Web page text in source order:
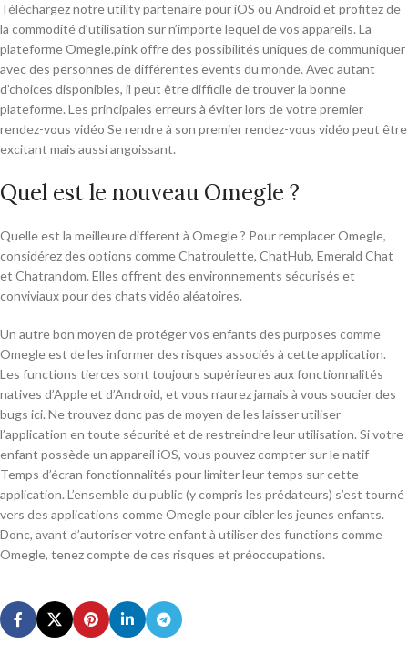
Téléchargez notre utility partenaire pour iOS ou Android et profitez de
la commodité d’utilisation sur n’importe lequel de vos appareils. La
plateforme Omegle.pink offre des possibilités uniques de communiquer
avec des personnes de différentes events du monde. Avec autant
d’choices disponibles, il peut être difficile de trouver la bonne
plateforme. Les principales erreurs à éviter lors de votre premier
rendez-vous vidéo Se rendre à son premier rendez-vous vidéo peut être
excitant mais aussi angoissant.
Quel est le nouveau Omegle ?
Quelle est la meilleure different à Omegle ? Pour remplacer Omegle,
considérez des options comme Chatroulette, ChatHub, Emerald Chat
et Chatrandom. Elles offrent des environnements sécurisés et
conviviaux pour des chats vidéo aléatoires.
Un autre bon moyen de protéger vos enfants des purposes comme
Omegle est de les informer des risques associés à cette application.
Les functions tierces sont toujours supérieures aux fonctionnalités
natives d’Apple et d’Android, et vous n’aurez jamais à vous soucier des
bugs ici. Ne trouvez donc pas de moyen de les laisser utiliser
l’application en toute sécurité et de restreindre leur utilisation. Si votre
enfant possède un appareil iOS, vous pouvez compter sur le natif
Temps d’écran fonctionnalités pour limiter leur temps sur cette
application. L’ensemble du public (y compris les prédateurs) s’est tourné
vers des applications comme Omegle pour cibler les jeunes enfants.
Donc, avant d’autoriser votre enfant à utiliser des functions comme
Omegle, tenez compte de ces risques et préoccupations.